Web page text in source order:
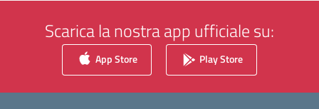
Scarica la nostra app ufficiale su:
App Store Play Store